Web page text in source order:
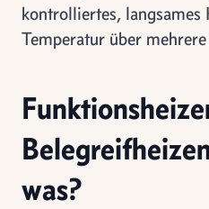
kontrolliertes, langsames
Temperatur über
was?